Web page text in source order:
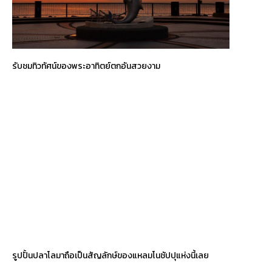
รับชมทิวทัศน์ของพระอาทิตย์ตกอันสวยงาม
รูปปั้นปลาโลมาถือเป็นสัญลักษ์ของแหลมโนชัปปุแห่งนี้เลย